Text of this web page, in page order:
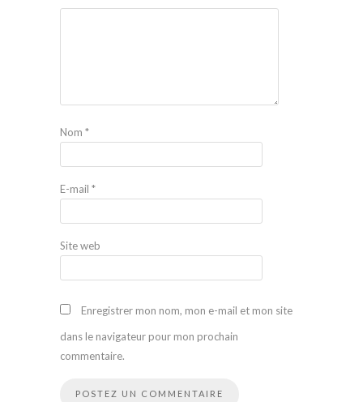
Nom *
E-mail *
Site web
Enregistrer mon nom, mon e-mail et mon site
dans le navigateur pour mon prochain
commentaire.